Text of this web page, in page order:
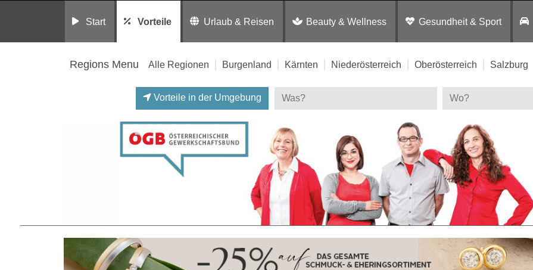
Start Vorteile Urlaub & Reisen Beauty & Wellness Gesundheit & Sport
Regions Menu Alle Regionen Burgenland Kärnten Niederösterreich Oberösterreich Salzburg
Vorteile in der Umgebung